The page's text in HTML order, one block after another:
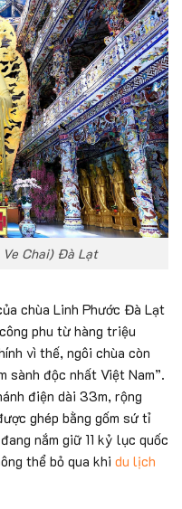
Ve Chai) Đà Lạt
chùa Linh Phước Đà Lạt
phu từ hàng triệu
vì thế, ngôi chùa còn
sành độc nhất Việt Nam”.
điện dài 33m, rộng
ghép bằng gốm sứ tỉ
nắm giữ 11 kỷ lục quốc
thể bỏ qua khi du lịch